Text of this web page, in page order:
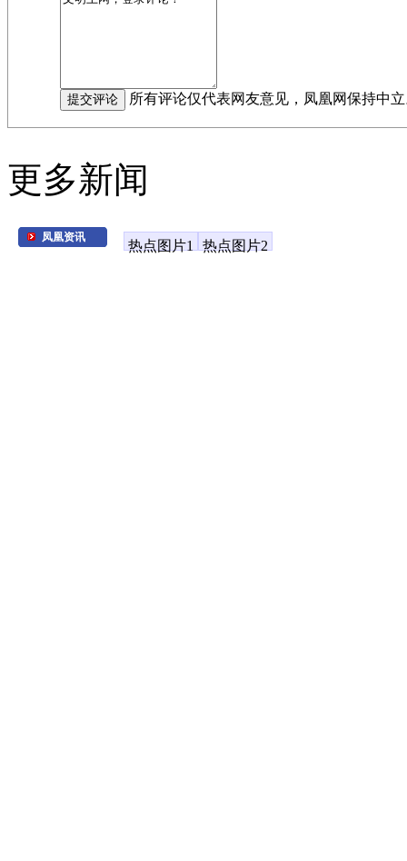
所有评论仅代表网友意见，凤凰网保持中
更多新闻
凤凰资讯
热点图片1 热点图片2